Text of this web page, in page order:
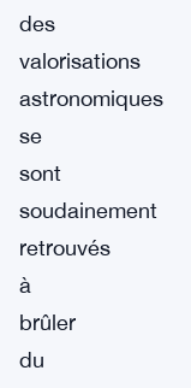
des
valorisations
astronomiques
se
sont
soudainement
retrouvés
à
brûler
du